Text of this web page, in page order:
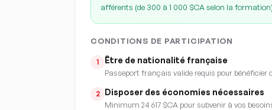
afférents (de 300 à 1 000 $CA selon la
CONDITIONS DE PARTICIPATION
1 Être de nationalité française
Passeport français valide requis pour bénéficier
2 Disposer des économies nécessaires
Minimum 24 617 $CA pour subvenir à vos